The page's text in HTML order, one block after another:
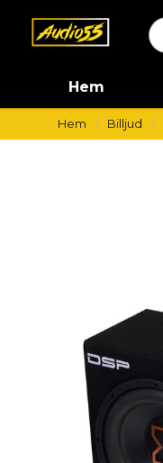
Hem
Hem Billjud